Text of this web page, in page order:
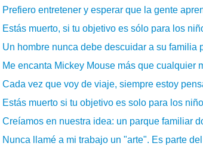
Prefiero entretener y esperar que la gente
Estás muerto, si tu objetivo es sólo para los
Un hombre nunca debe descuidar a su familia
Me encanta Mickey Mouse más que cualquier
Cada vez que voy de viaje, siempre estoy
Estás muerto si tu objetivo es solo para los
Creíamos en nuestra idea: un parque familiar
Nunca llamé a mi trabajo un "arte". Es parte